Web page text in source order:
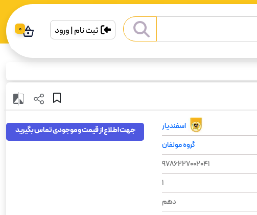
ثبت نام | ورود 0
اسفندیار
گروه مولفان
9786227002041
1
دهم
جهت اطلاع از قیمت و موجودی تماس بگیرید